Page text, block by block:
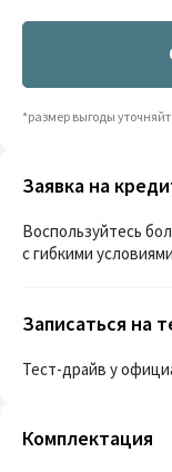
*размер выгоды
Заявка на
Воспользуйтесь
с гибкими условиями
Записаться на
Тест-драйв у
Комплектация